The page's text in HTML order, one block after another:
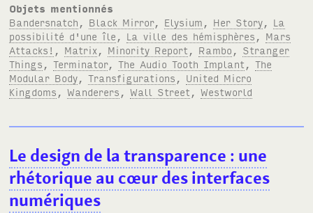
Objets mentionnés
Bandersnatch
Black Mirror, Elysium Her Story
La
possibilité d'une île
La ville des hémisphères
Mars
Attacks!
Matrix Minority Report Rambo
Stranger
Things ,Terminator,The Audio Tooth Implant ,The
Modular Body ,Transfigurations
United Micro
Kingdoms ,Wanderers ,Wall Street ,Westworld
Le design de la transparence : une
rhétorique au cœur des interfaces
numériques